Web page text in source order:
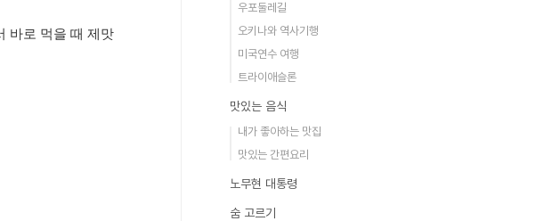
바로 먹을 때 제맛
우포둘레길
오키나와 역사기행
미국연수 여행
트라이애슬론
맛있는 음식
내가 좋아하는 맛집
맛있는 간편요리
노무현 대통령
숨 고르기